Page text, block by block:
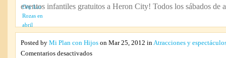
City
Rozas
abril
eventos infantiles gratuitos a Heron City! Todos los sábados de
Posted by Mi Plan con Hijos on Mar 25, 2012 inAtracciones y
Comentarios desactivadosen